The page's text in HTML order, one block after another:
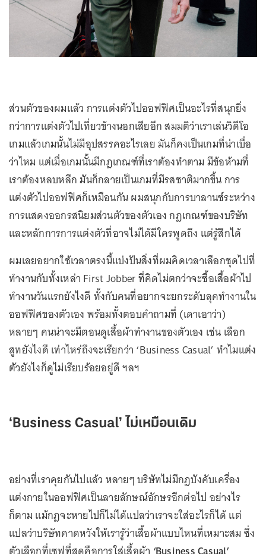
ส่วนตัวของผมแล้ว การแต่งตัวไปออฟฟิศเป็นอะไรที่สนุกยิ่ง
กว่าการแต่งตัวไปเที่ยวข้างนอกเสียอีก สมมติว่าเราเล่นวิดีโอ
เกมแล้วเกมนั้นไม่มีอุปสรรคอะไรเลย มันก็คงเป็นเกมที่น่าเบื่อ
ว่าไหม แต่เมื่อเกมนั้นมีกฎเกณฑ์ที่เราต้องทำตาม มีข้อห้ามที่
เราต้องหลบหลีก มันก็กลายเป็นเกมที่มีรสชาติมากขึ้น การ
แต่งตัวไปออฟฟิศก็เหมือนกัน ผมสนุกกับการบาลานซ์ระหว่าง
การแสดงออกรสนิยมส่วนตัวของตัวเอง กฎเกณฑ์ของบริษัท
และหลักการการแต่งตัวที่อาจไม่ได้มีใครพูดถึง แต่รู้สึกได้
ผมเลยอยากใช้เวลาตรงนี้แบ่งปันสิ่งที่ผมคิดเวลาเลือกชุดไปที่
ทำงานกับทั้งเหล่า First Jobber ที่คิดไม่ตกว่าจะซื้อเสื้อผ้าไป
ทำงานวันแรกยังไงดี ทั้งกับคนที่อยากจะยกระดับลุคทำงานใน
ออฟฟิศของตัวเอง พร้อมทั้งตอบคำถามที่ (เดาเอาว่า)
หลายๆ คนน่าจะมีตอนดูเสื้อผ้าทำงานของตัวเอง เช่น เลือก
สูทยังไงดี เท่าไหร่ถึงจะเรียกว่า ‘Business Casual’ ทำไมแต่ง
ตัวยังไงก็ดูไม่เรียบร้อยอยู่ดี ฯลฯ
‘Business Casual’ ไม่เหมือนเดิม
อย่างที่เราคุยกันไปแล้ว หลายๆ บริษัทไม่มีกฎบังคับเครื่อง
แต่งกายในออฟฟิศเป็นลายลักษณ์อักษรอีกต่อไป อย่างไร
ก็ตาม แม้กฎจะหายไปก็ไม่ได้แปลว่าเราจะใส่อะไรก็ได้ แต่
แปลว่าบริษัทคาดหวังให้เรารู้ว่าเสื้อผ้าแบบไหนที่เหมาะสม ซึ่ง